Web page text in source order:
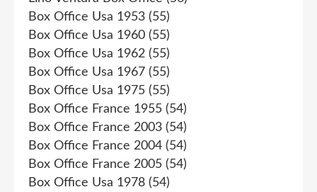
Box Office Usa 1953 (55)
Box Office Usa 1960 (55)
Box Office Usa 1962 (55)
Box Office Usa 1967 (55)
Box Office Usa 1975 (55)
Box Office France 1955 (54)
Box Office France 2003 (54)
Box Office France 2004 (54)
Box Office France 2005 (54)
Box Office Usa 1978 (54)